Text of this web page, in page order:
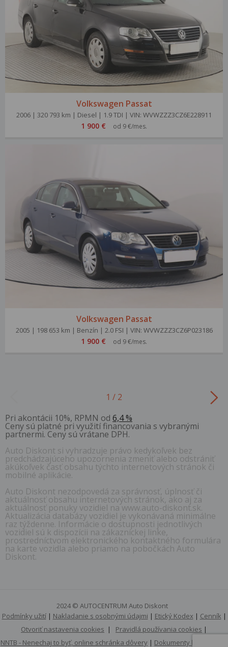
Volkswagen Passat
2006 | 320 793 km | Diesel | 1.9 TDI | VIN: WVWZZZ3CZ6E228911
1 900 € od 9 €/mes.
Volkswagen Passat
2005 | 198 653 km | Benzín | 2.0 FSI | VIN: WVWZZZ3CZ6P023186
1 900 € od 9 €/mes.
1 / 2
Pri akontácii 10%, RPMN od 6,4 %
Ceny sú platné pri využití financovania s vybranými
partnermi. Ceny sú vrátane DPH.
Auto Diskont si vyhradzuje právo kedykoľvek bez
predchádzajúceho upozornenia zmeniť alebo odstrániť
akúkoľvek časť obsahu týchto internetových stránok či
mobilné aplikácie.
Auto Diskont nezodpovedá za správnosť, úplnosť či
aktuálnosť obsahu internetových stránok, ako aj za
aktuálnosť ponuky vozidiel na www.auto-diskont.sk.
Aktualizácia databázy vozidiel je vykonávaná minimálne
raz týždenne. Informácie o dostupnosti jednotlivých
vozidiel sú k dispozícii na zákazníckej linke,
prostredníctvom elektronického kontaktného formulára
na karte vozidla alebo priamo na pobočkách Auto
Diskont.
2024 © AUTOCENTRUM Auto Diskont
Podmínky užití| Nakladanie s osobnými údajmi | Etický Kodex | Cenník |
Otvoriť nastavenia cookies | Pravidlá používania cookies |
NNTB - Nenechaj to byť, online schránka dôvery | Dokumenty k stiahnutiu